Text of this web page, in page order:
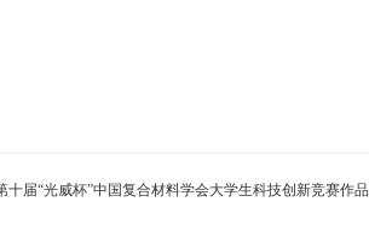
十届“光威杯”中国复合材料学会大学生科技创新竞赛作品